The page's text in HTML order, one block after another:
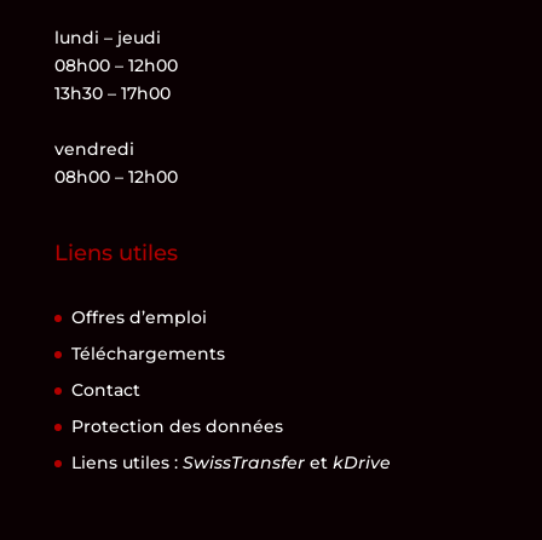
lundi – jeudi
08h00 – 12h00
13h30 – 17h00
vendredi
08h00 – 12h00
Liens utiles
Offres d’emploi
Téléchargements
Contact
Protection des données
Liens utiles : SwissTransferet kDrive